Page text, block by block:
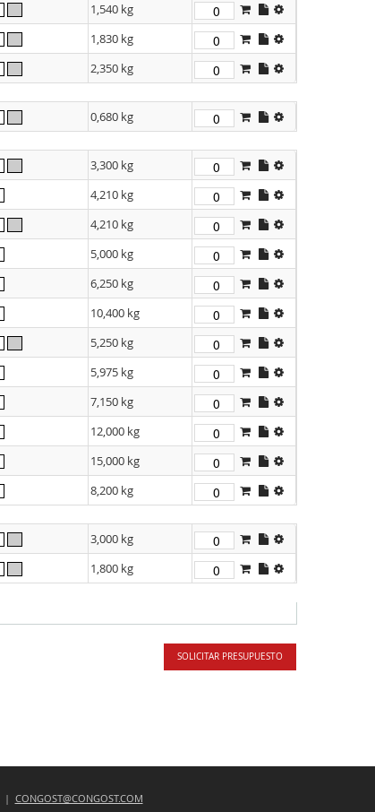
1,540 kg
1,830 kg
2,350 kg
0,680 kg
3,300 kg
4,210 kg
4,210 kg
5,000 kg
6,250 kg
10,400 kg
5,250 kg
5,975 kg
7,150 kg
12,000 kg
15,000 kg
8,200 kg
3,000 kg
1,800 kg
SOLICITAR PRESUPUESTO
| CONGOST@CONGOST.COM